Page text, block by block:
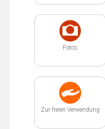
Fotos
Zur freien Verwendung